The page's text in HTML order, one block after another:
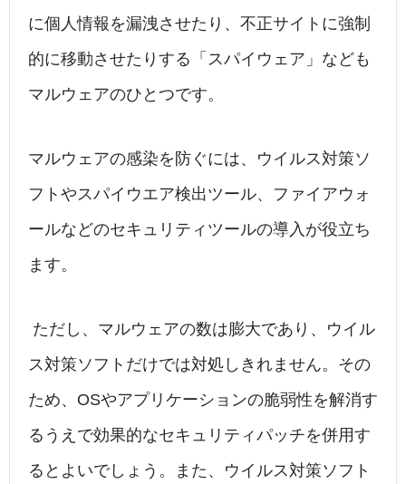
に個人情報を漏洩させたり、不正サイトに強制
的に移動させたりする「スパイウェア」なども
マルウェアのひとつです。
マルウェアの感染を防ぐには、ウイルス対策ソ
フトやスパイウエア検出ツール、ファイアウォ
ールなどのセキュリティツールの導入が役立ち
ます。
ただし、マルウェアの数は膨大であり、ウイル
ス対策ソフトだけでは対処しきれません。その
ため、OSやアプリケーションの脆弱性を解消す
るうえで効果的なセキュリティパッチを併用す
るとよいでしょう。また、ウイルス対策ソフト